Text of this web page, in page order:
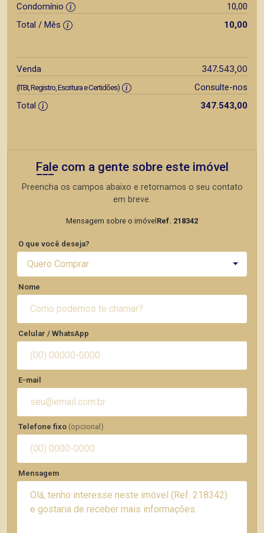
Condomínio
10,00
Total / Mês
10,00
Venda 347.543,00
(ITBI, Registro, Escritura e Certidões)
Consulte-nos
Total
347.543,00
Fale com a gente sobre este imóvel
Preencha os campos abaixo e retornamos o seu contato
em breve.
Mensagem sobre o imóvel Ref. 218342
O que você deseja?
Quero Comprar
Nome
Celular / WhatsApp
E-mail
Telefone fixo (opcional)
Mensagem